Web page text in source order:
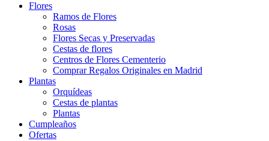
Flores
Ramos de Flores
Rosas
Flores Secas y Preservadas
Cestas de flores
Centros de Flores Cementerio
Comprar Regalos Originales en Madrid
Plantas
Orquídeas
Cestas de plantas
Plantas
Cumpleaños
Ofertas